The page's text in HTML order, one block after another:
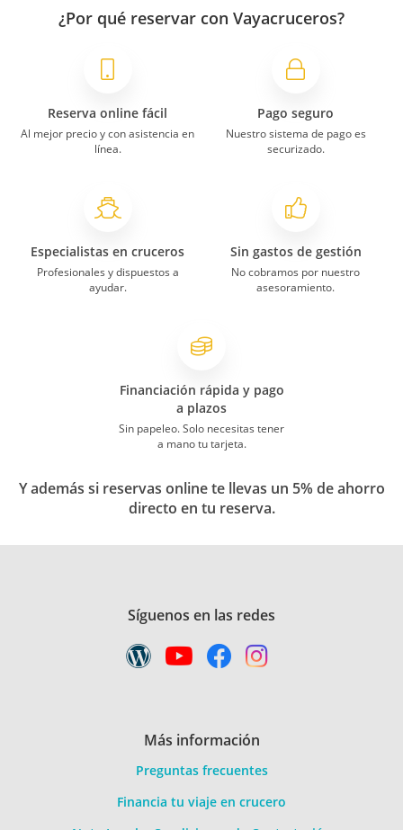
¿Por qué reservar con Vayacruceros?
Reserva online fácil
Al mejor precio y con asistencia en
línea.
Pago seguro
Nuestro sistema de pago es
securizado.
Especialistas en cruceros
Profesionales y dispuestos a
ayudar.
Sin gastos de gestión
No cobramos por nuestro
asesoramiento.
Financiación rápida y pago
a plazos
Sin papeleo. Solo necesitas tener
a mano tu tarjeta.
Y además si reservas online te llevas un 5% de ahorro
directo en tu reserva.
Síguenos en las redes
Más información
Preguntas frecuentes
Financia tu viaje en crucero